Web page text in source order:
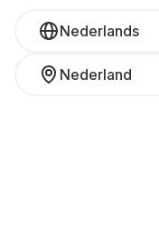
Nederlands
Nederland